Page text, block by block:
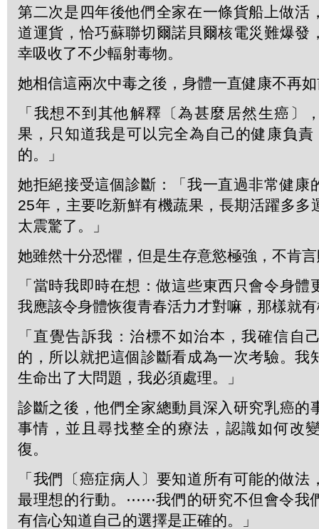
第二次是四年後他們全家在一條貨船上做活
道運貨，恰巧蘇聯切爾諾貝爾核電災難爆發
幸吸收了不少輻射毒物。
她相信這兩次中毒之後，身體一直健康不再
「我想不到其他解釋〔為甚麼居然生癌
果，只知道我是可以完全為自己的健康負
的。」
她拒絕接受這個診斷：「我一直過非常健康
25年，主要吃新鮮有機蔬果，長期活躍多多
太震驚了。」
她雖然十分恐懼，但是生存意慾極強，不肯
「當時我即時在想：做這些東西只會令身體
我應該令身體恢復青春活力才對嘛，那樣就
「直覺告訴我：治標不如治本，我確信自
的，所以就把這個診斷看成為一次考驗。我
生命出了大問題，我必須處理。」
診斷之後，他們全家總動員深入研究乳癌的
事情，並且尋找整全的療法，認識如何改
復。
「我們〔癌症病人〕要知道所有可能的做法
最理想的行動。⋯⋯我們的研究不但會令我
有信心知道自己的選擇是正確的。」